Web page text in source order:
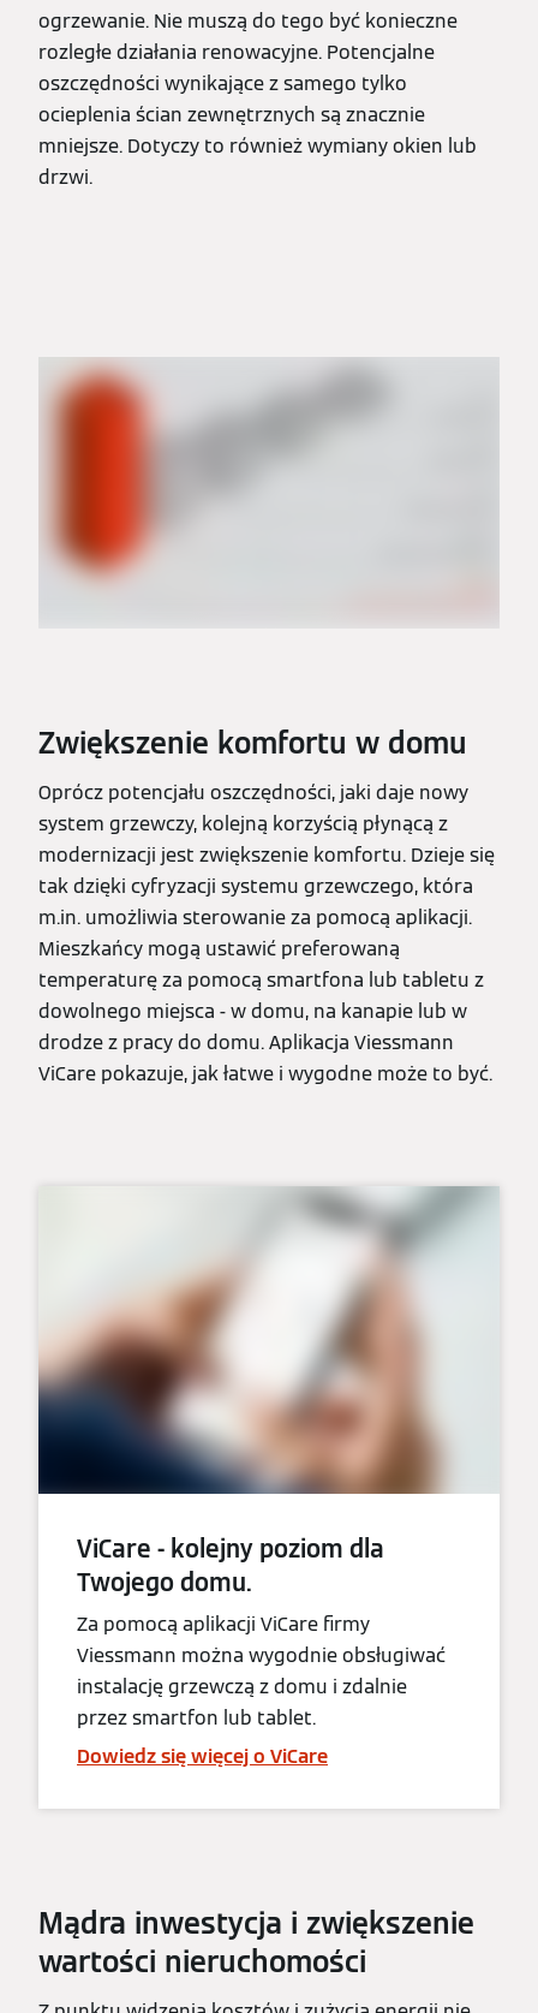
ogrzewanie. Nie muszą do tego być konieczne
rozległe działania renowacyjne. Potencjalne
oszczędności wynikające z samego tylko
ocieplenia ścian zewnętrznych są znacznie
mniejsze. Dotyczy to również wymiany okien lub
drzwi.
Zwiększenie komfortu w domu
Oprócz potencjału oszczędności, jaki daje nowy
system grzewczy, kolejną korzyścią płynącą z
modernizacji jest zwiększenie komfortu. Dzieje się
tak dzięki cyfryzacji systemu grzewczego, która
m.in. umożliwia sterowanie za pomocą aplikacji.
Mieszkańcy mogą ustawić preferowaną
temperaturę za pomocą smartfona lub tabletu z
dowolnego miejsca - w domu, na kanapie lub w
drodze z pracy do domu. Aplikacja Viessmann
ViCare pokazuje, jak łatwe i wygodne może to być.
ViCare - kolejny poziom dla
Twojego domu.
Za pomocą aplikacji ViCare firmy
Viessmann można wygodnie obsługiwać
instalację grzewczą z domu i zdalnie
przez smartfon lub tablet.
Dowiedz się więcej o ViCare
Mądra inwestycja i zwiększenie
wartości nieruchomości